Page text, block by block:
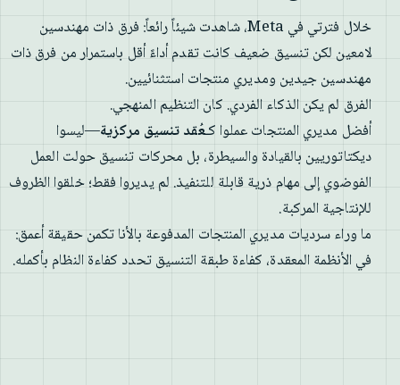
خلال فترتي في Meta، شاهدت شيئاً رائعاً: فرق ذات مهندسين
لامعين لكن تنسيق ضعيف كانت تقدم أداءً أقل باستمرار من فرق ذات
مهندسين جيدين ومديري منتجات استثنائيين.
الفرق لم يكن الذكاء الفردي. كان التنظيم المنهجي.
أفضل مديري المنتجات عملوا كـ عُقد تنسيق مركزية—ليسوا
ديكتاتوريين بالقيادة والسيطرة، بل محركات تنسيق حولت العمل
الفوضوي إلى مهام ذرية قابلة للتنفيذ. لم يديروا فقط؛ خلقوا الظروف
للإنتاجية المركبة.
ما وراء سرديات مديري المنتجات المدفوعة بالأنا تكمن حقيقة أعمق:
في الأنظمة المعقدة، كفاءة طبقة التنسيق تحدد كفاءة النظام بأكمله.